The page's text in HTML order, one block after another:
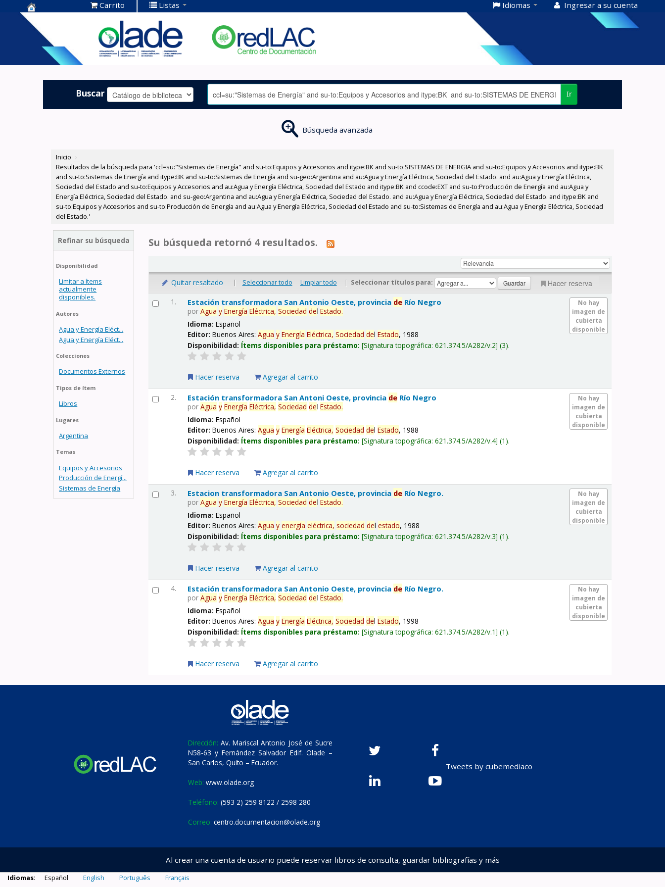
Centro de
Documentación
OLADE -
Carrito Listas Idiomas Ingresar a su cuenta
Buscar Ir
Búsqueda avanzada
Inicio ›
Resultados de la búsqueda para 'ccl=su:"Sistemas de Energía" and su-to:Equipos y Accesorios and itype:BK and su-to:SISTEMAS DE ENERGIA and su-to:Equipos y Accesorios and itype:BK
and su-to:Sistemas de Energía and itype:BK and su-to:Sistemas de Energía and su-geo:Argentina and au:Agua y Energía Eléctrica, Sociedad del Estado. and au:Agua y Energía Eléctrica,
Sociedad del Estado and su-to:Equipos y Accesorios and au:Agua y Energía Eléctrica, Sociedad del Estado and itype:BK and ccode:EXT and su-to:Producción de Energía and au:Agua y
Energía Eléctrica, Sociedad del Estado. and su-geo:Argentina and au:Agua y Energía Eléctrica, Sociedad del Estado. and au:Agua y Energía Eléctrica, Sociedad del Estado. and itype:BK and
su-to:Equipos y Accesorios and su-to:Producción de Energía and au:Agua y Energía Eléctrica, Sociedad del Estado and su-to:Sistemas de Energía and au:Agua y Energía Eléctrica, Sociedad
del Estado.'
Refinar su búsqueda
Disponibilidad
Limitar a ítems
actualmente
disponibles.
Autores
Agua y Energía Eléct...
Agua y Energía Eléct...
Colecciones
Documentos Externos
Tipos de ítem
Libros
Lugares
Argentina
Temas
Equipos y Accesorios
Producción de Energí...
Sistemas de Energía
Su búsqueda retornó 4 resultados.
Quitar resaltado | Seleccionar todo Limpiar todo | Seleccionar títulos para: Hacer reserva
1.
No hay
imagen de
cubierta
disponible
Estación transformadora San Antonio Oeste, provincia de Río Negro
porAgua y Energía Eléctrica, Sociedad delEstado.
Idioma:Español
Editor:Buenos Aires:Agua y Energía Eléctrica, Sociedad delEstado, 1988
Disponibilidad: Ítems disponibles para préstamo: Signatura topográfica:621.374.5/A282/v.2 (3).
Hacer reserva Agregar al carrito
2.
No hay
imagen de
cubierta
disponible
Estación transformadora San Antoni Oeste, provincia de Río Negro
porAgua y Energía Eléctrica, Sociedad delEstado.
Idioma:Español
Editor:Buenos Aires:Agua y Energía Eléctrica, Sociedad delEstado, 1988
Disponibilidad: Ítems disponibles para préstamo: Signatura topográfica:621.374.5/A282/v.4 (1).
Hacer reserva Agregar al carrito
3.
No hay
imagen de
cubierta
disponible
Estacion transformadora San Antonio Oeste, provincia de Río Negro.
porAgua y Energía Eléctrica, Sociedad delEstado.
Idioma:Español
Editor:Buenos Aires:Agua y energía eléctrica, sociedad delestado, 1988
Disponibilidad: Ítems disponibles para préstamo: Signatura topográfica:621.374.5/A282/v.3 (1).
Hacer reserva Agregar al carrito
4.
No hay
imagen de
cubierta
disponible
Estación transformadora San Antonio Oeste, provincia de Río Negro.
porAgua y Energía Eléctrica, Sociedad delEstado.
Idioma:Español
Editor:Buenos Aires:Agua y Energía Eléctrica, Sociedad delEstado, 1998
Disponibilidad: Ítems disponibles para préstamo: Signatura topográfica:621.374.5/A282/v.1 (1).
Hacer reserva Agregar al carrito
Dirección: Av. Mariscal Antonio José de Sucre
N58-63 y Fernández Salvador Edif. Olade –
San Carlos, Quito – Ecuador.
Web: www.olade.org
Teléfono: (593 2) 259 8122 / 2598 280
Correo: centro.documentacion@olade.org
Tweets by cubemediaco
Al crear una cuenta de usuario puede reservar libros de consulta, guardar bibliografías y más
Idiomas: Español English Português Français